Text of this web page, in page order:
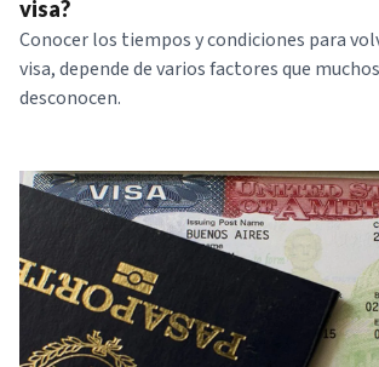
visa?
Conocer los tiempos y condiciones para
visa, depende de varios factores que
desconocen.